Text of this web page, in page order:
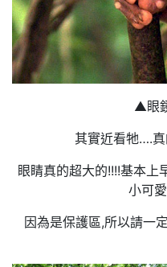
▲眼
其實近看牠….
眼睛真的超大的!!!!基本上
小可
因為是保護區,所以請一